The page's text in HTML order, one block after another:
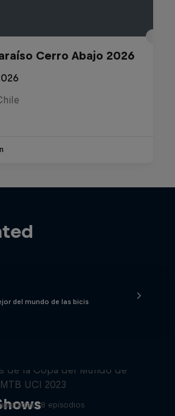
Cerro Abajo 2026
del mundo de las bicis
de la Copa del Mundo de
MTB UCI 2023
· 8 episodios